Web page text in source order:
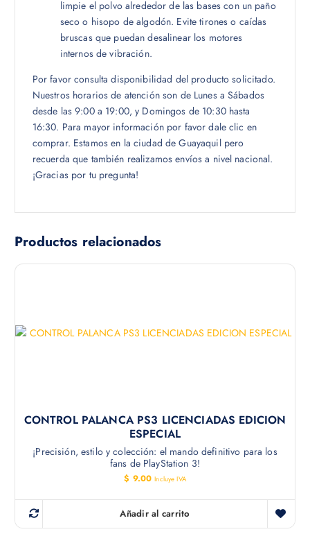
limpie el polvo alrededor de las bases con un paño
seco o hisopo de algodón. Evite tirones o caídas
bruscas que puedan desalinear los motores
internos de vibración.
Por favor consulta disponibilidad del producto solicitado.
Nuestros horarios de atención son de Lunes a Sábados
desde las 9:00 a 19:00, y Domingos de 10:30 hasta
16:30. Para mayor información por favor dale clic en
comprar. Estamos en la ciudad de Guayaquil pero
recuerda que también realizamos envíos a nivel nacional.
¡Gracias por tu pregunta!
Productos relacionados
CONTROL PALANCA PS3 LICENCIADAS EDICION
ESPECIAL
¡Precisión, estilo y colección: el mando definitivo para los
fans de PlayStation 3!
$ 9.00 Incluye IVA
Añadir al carrito